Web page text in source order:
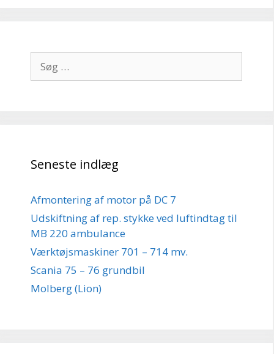
efter:
Seneste indlæg
Afmontering af motor på DC 7
Udskiftning af rep. stykke ved luftindtag til
MB 220 ambulance
Værktøjsmaskiner 701 – 714 mv.
Scania 75 – 76 grundbil
Molberg (Lion)